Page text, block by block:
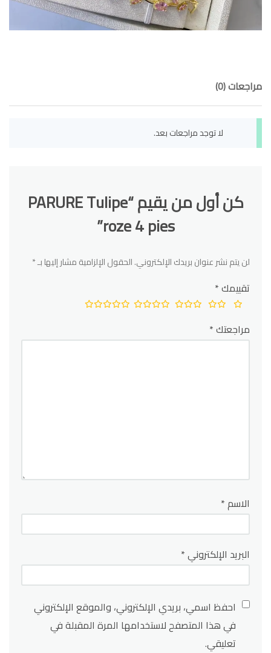
مراجعات (0)
لا توجد مراجعات بعد.
كن أول من يقيم “PARURE Tulipe
roze 4 pies”
لن يتم نشر عنوان بريدك الإلكتروني.الحقول الإلزامية مشار إليها بـ*
تقييمك*
مراجعتك*
الاسم*
البريد الإلكتروني*
احفظ اسمي، بريدي الإلكتروني، والموقع الإلكتروني
في هذا المتصفح لاستخدامها المرة المقبلة في
تعليقي.